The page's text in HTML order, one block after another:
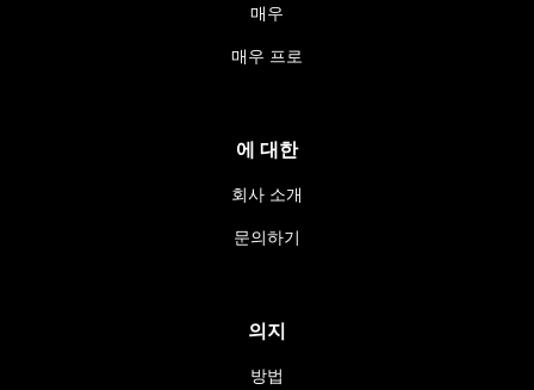
매우
매우 프로
에 대한
회사 소개
문의하기
의지
방법